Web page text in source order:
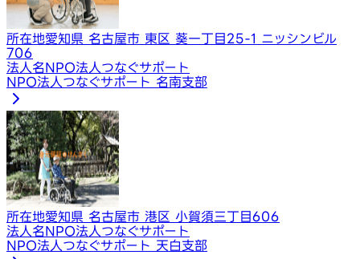
所在地愛知県 名古屋市 東区 葵一丁目25-1 ニッシンビル
706
法人名NPO法人つなぐサポート
NPO法人つなぐサポート 名南支部
所在地愛知県 名古屋市 港区 小賀須三丁目606
法人名NPO法人つなぐサポート
NPO法人つなぐサポート 天白支部